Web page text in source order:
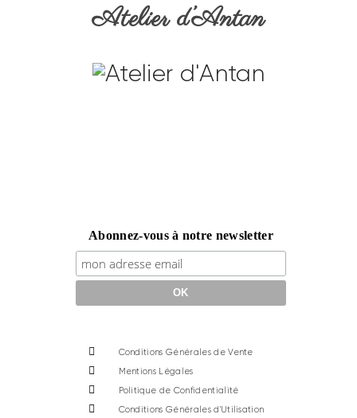
Atelier d’Antan
Abonnez-vous à notre newsletter
Conditions Générales de Vente
Mentions Légales
Politique de Confidentialité
Conditions Générales d'Utilisation